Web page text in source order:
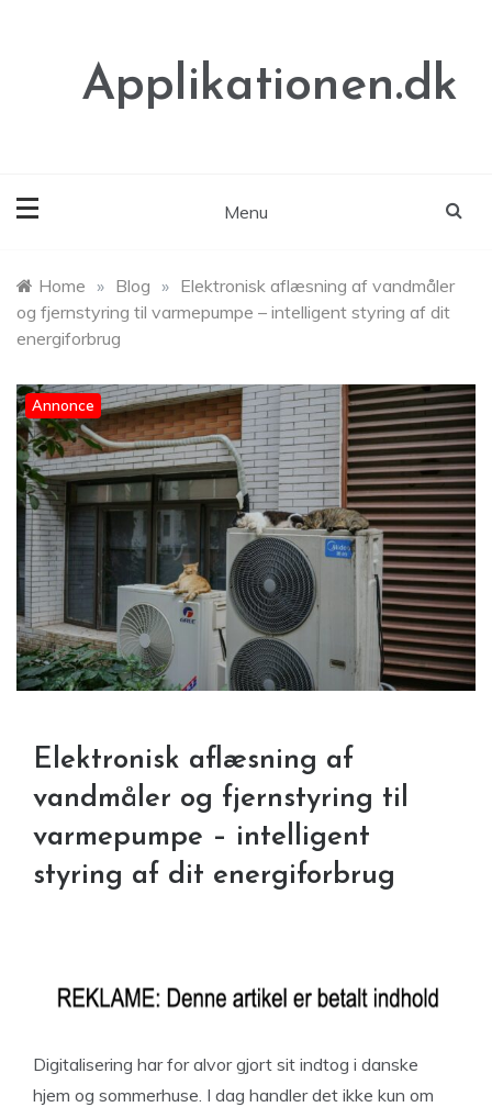
Applikationen.dk
Menu
Home » Blog » Elektronisk aflæsning af vandmåler
og fjernstyring til varmepumpe – intelligent styring af dit
energiforbrug
Annonce
Elektronisk aflæsning af
vandmåler og fjernstyring til
varmepumpe – intelligent
styring af dit energiforbrug
Digitalisering har for alvor gjort sit indtog i danske
hjem og sommerhuse. I dag handler det ikke kun om